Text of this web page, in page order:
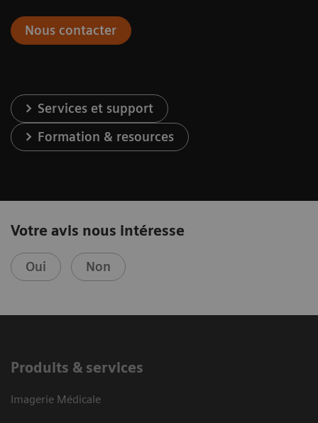
Nous contacter
Services et support
Formation & resources
Votre avis nous intéresse
Oui Non
Produits & services
Imagerie Médicale